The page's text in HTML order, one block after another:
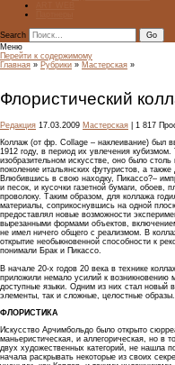
Search
Меню
Перейти к содержимому
Главная » Рубрики » Мастерская »
Флористический
Редакция 17.03.2009 Мастерская | 1 817
Коллаж (от фр. Collage – наклеивание) был
1912 году, в период их увлечения
изобразительном искусстве, оно было
поколение итальянских футуристов, а
Влюбившись в свою находку, Пикассо?–
и песок, и кусочки газетной бумаги, обоев,
проволоку. Таким образом, для коллажа
материалы, соприкоснувшись на одной
предоставлял новые возможности
вырезанными формами объектов,
не имел ничего общего с реализмом. В
открытие необыкновенной способности к
понимали Брак и Пикассо.
В начале 20-х годов 20 века в технике
приложили немало усилий к возникновению
доступные языки. Одним из них стал новый
элементы, так и сложные, целостные образы.
ФЛОРИСТИКА
Искусство Арчимбольдо было открыто
маньеристическая, и аллегорическая, но в
двух художественных категорий, не нашла
начала раскрывать некоторые из своих